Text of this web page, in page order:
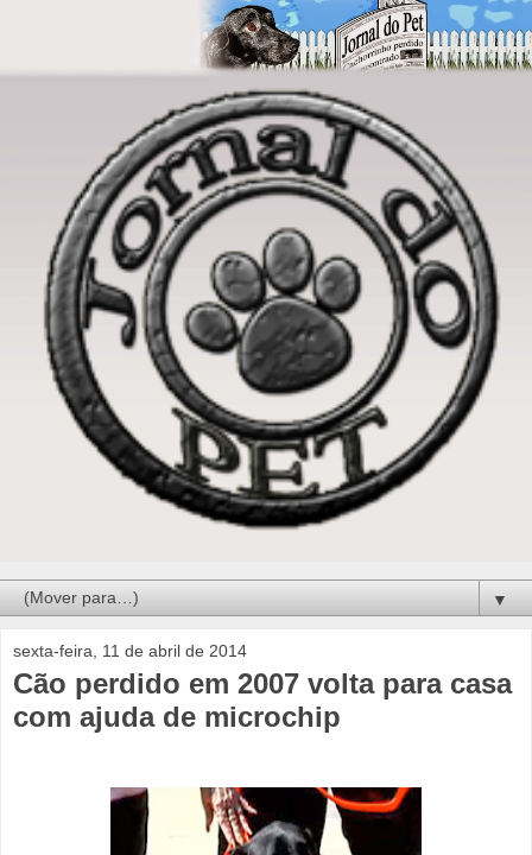
▼
sexta-feira, 11 de abril de 2014
Cão perdido em 2007 volta para casa
com ajuda de microchip